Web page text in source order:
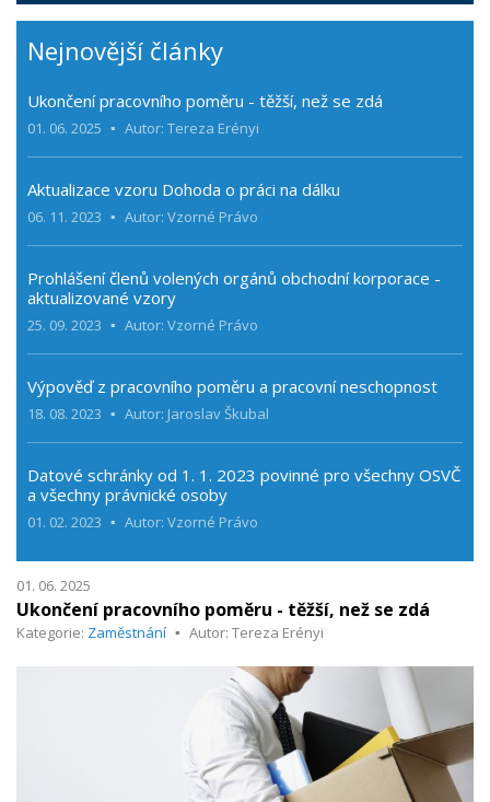
Nejnovější články
Ukončení pracovního poměru - těžší, než se zdá
01. 06. 2025 Autor: Tereza Erényi
Aktualizace vzoru Dohoda o práci na dálku
06. 11. 2023 Autor: Vzorné Právo
Prohlášení členů volených orgánů obchodní korporace -
aktualizované vzory
25. 09. 2023 Autor: Vzorné Právo
Výpověď z pracovního poměru a pracovní neschopnost
18. 08. 2023 Autor: Jaroslav Škubal
Datové schránky od 1. 1. 2023 povinné pro všechny OSVČ
a všechny právnické osoby
01. 02. 2023 Autor: Vzorné Právo
01. 06. 2025
Ukončení pracovního poměru - těžší, než se zdá
Kategorie: Zaměstnání Autor: Tereza Erényi